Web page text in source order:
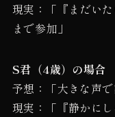
現実：「『まだい
まで参加」
S君（4歳）の場合
予想：「大きな声で
現実：「『静かに